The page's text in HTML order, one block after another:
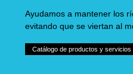
Ayudamos a mantener los
evitando que se viertan al
Catálogo de productos y servicios